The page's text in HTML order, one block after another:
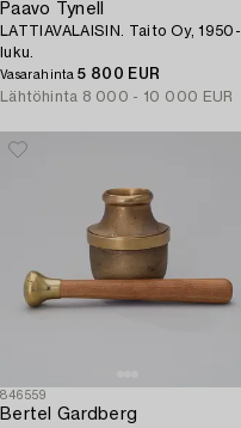
Paavo Tynell
LATTIAVALAISIN. Taito Oy, 1950-
luku.
Vasarahinta5 800 EUR
Lähtöhinta 8 000 - 10 000 EUR
846559
Bertel Gardberg